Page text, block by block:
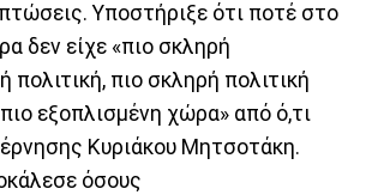
Υποστήριξε ότι ποτέ στο
δεν είχε «πιο σκληρή
πολιτική, πιο σκληρή πολιτική
εξοπλισμένη χώρα» από ό,τι
Κυριάκου Μητσοτάκη.
όσους